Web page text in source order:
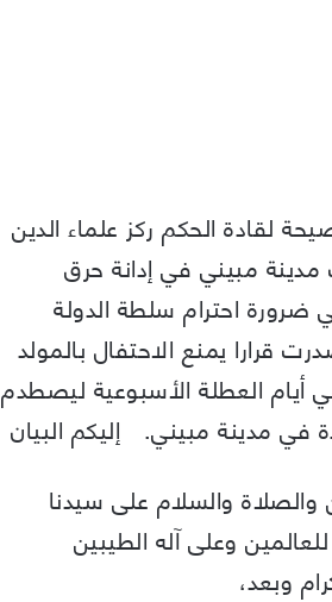
لقادة الحكم ركز علماء الدين
مبيني في إدانة حرق
ضرورة احترام سلطة الدولة
قرارا يمنع الاحتفال بالمولد
أيام العطلة الأسبوعية ليصطدم
في مدينة مبيني. إليكم البيان
والصلاة والسلام على سيدنا
وعلى آله الطيبين
وبعد،